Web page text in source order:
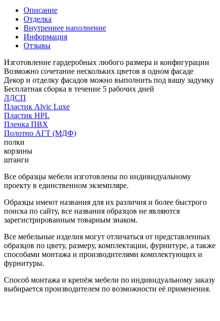
Описание
Отделка
Внутреннее наполнение
Информация
Отзывы
Изготовление гардеробных любого размера и конфигурации
Возможно сочетание нескольких цветов в одном фасаде
Декор и отделку фасадов можно выполнить под вашу задумку
Бесплатная сборка в течение 5 рабочих дней
ЛДСП
Пластик Alvic Luxe
Пластик HPL
Пленка ПВХ
Полотно АГТ (МДФ)
полки
корзины
штанги
Все образцы мебели изготовлены по индивидуальному
проекту в единственном экземпляре.
Образцы имеют названия для их различия и более быстрого
поиска по сайту, все названия образцов не являются
зарегистрированным товарным знаком.
Все мебельные изделия могут отличаться от представленных
образцов по цвету, размеру, комплектации, фурнитуре, а также
способами монтажа и производителями комплектующих и
фурнитуры.
Способ монтажа и крепёж мебели по индивидуальному заказу
выбирается производителем по возможности её применения.